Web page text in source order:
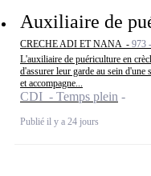
Auxiliaire de
CRECHE ADI ET NANA - 973
L'auxiliaire de puériculture en
d'assurer leur garde au sein
et accompagne...
CDI - Temps plein
Publié il y a 24 jours